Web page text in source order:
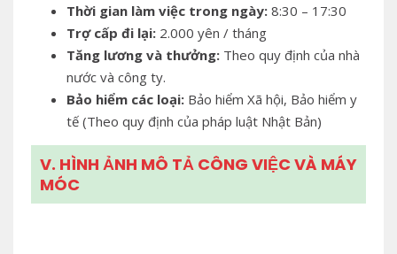
Thời gian làm việc trong ngày: 8:30 – 17:30
Trợ cấp đi lại: 2.000 yên / tháng
Tăng lương và thưởng: Theo quy định của nhà
nước và công ty.
Bảo hiểm các loại: Bảo hiểm Xã hội, Bảo hiểm y
tế (Theo quy định của pháp luật Nhật Bản)
V. HÌNH ẢNH MÔ TẢ CÔNG VIỆC VÀ MÁY
MÓC